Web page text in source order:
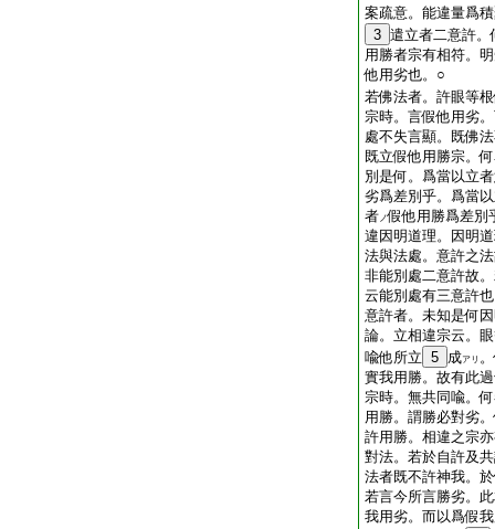
案疏意。能違量爲
3 遣立者二意許
用勝者宗有相符。
他用劣也。○
若佛法者。許眼等
宗時。言假他用劣
處不失言顯。既佛
既立假他用勝宗。
別是何。爲當以立
劣爲差別乎。爲當
者ノ假他用勝爲差別
違因明道理。因明
法與法處。意許之
非能別處二意許故
云能別處有三意許
意許者。未知是何
論。立相違宗云。
喩他所立 5 成アリ
實我用勝。故有此
宗時。無共同喩。
用勝。謂勝必對劣
許用勝。相違之宗
對法。若於自許及
法者既不許神我。
若言今所言勝劣。
我用劣。而以爲假